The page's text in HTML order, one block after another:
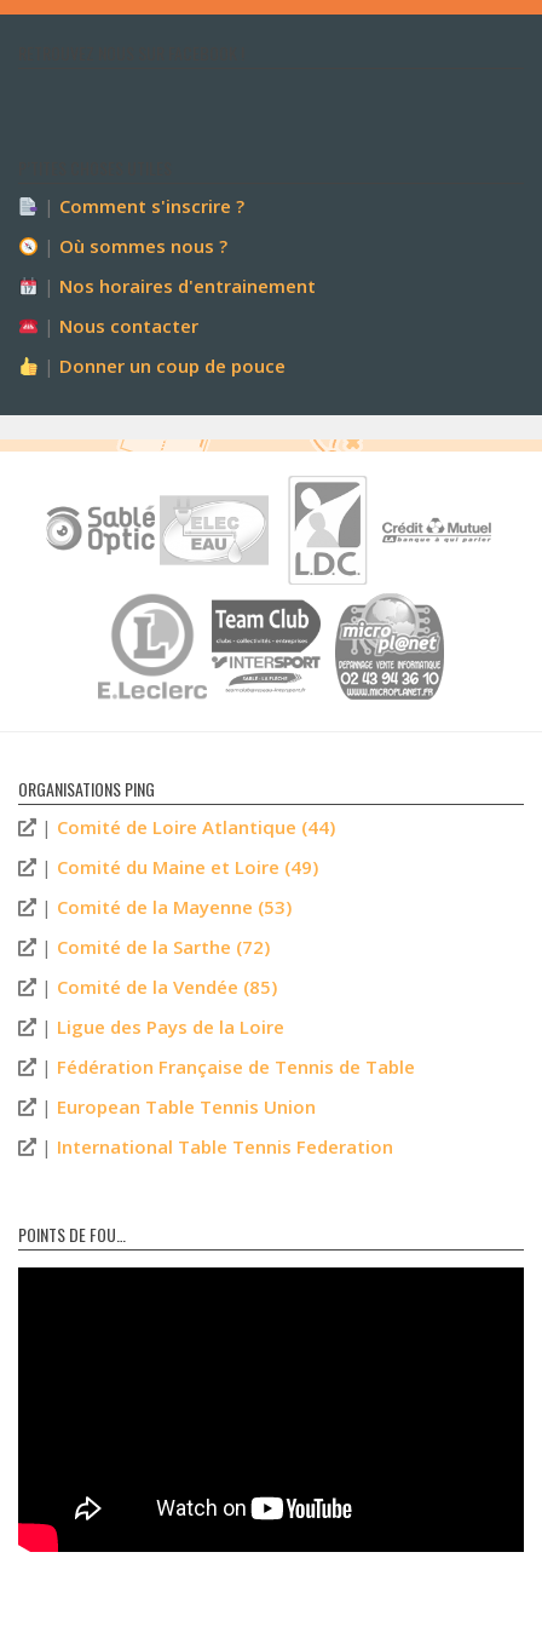
| Comment s'inscrire ?
| Où sommes nous ?
| Nos horaires d'entrainement
| Nous contacter
| Donner un coup de pouce
ORGANISATIONS PING
| Comité de Loire Atlantique (44)
| Comité du Maine et Loire (49)
| Comité de la Mayenne (53)
| Comité de la Sarthe (72)
| Comité de la Vendée (85)
| Ligue des Pays de la Loire
| Fédération Française de Tennis de Table
| European Table Tennis Union
| International Table Tennis Federation
POINTS DE FOU…